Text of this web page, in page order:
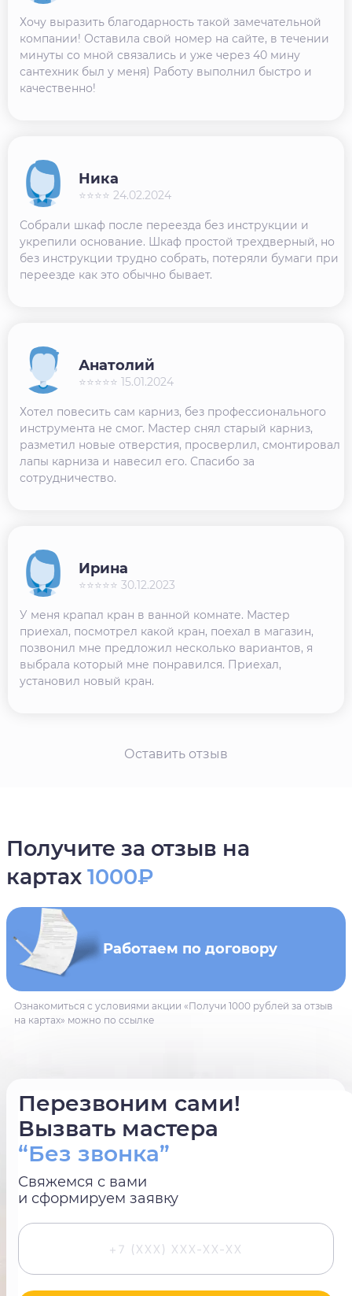
Хочу выразить благодарность такой замечательной
компании! Оставила свой номер на сайте, в течении
минуты со мной связались и уже через 40 мину
сантехник был у меня) Работу выполнил быстро и
качественно!
Собрали шкаф после переезда без инструкции и
укрепили основание. Шкаф простой трехдверный, но
без инструкции трудно собрать, потеряли бумаги при
переезде как это обычно бывает.
Ника
⭐⭐⭐⭐ 24.02.2024
Хотел повесить сам карниз, без профессионального
инструмента не смог. Мастер снял старый карниз,
разметил новые отверстия, просверлил, смонтировал
лапы карниза и навесил его. Спасибо за
сотрудничество.
Анатолий
⭐⭐⭐⭐⭐ 15.01.2024
У меня крапал кран в ванной комнате. Мастер
приехал, посмотрел какой кран, поехал в магазин,
позвонил мне предложил несколько вариантов, я
выбрала который мне понравился. Приехал,
установил новый кран.
Ирина
⭐⭐⭐⭐⭐ 30.12.2023
Оставить отзыв
Перезвоним сами!
Вызвать мастера
“Без звонка”
Свяжемся с вами
и сформируем заявку
Получите за отзыв на
картах 1000₽
Работаем по договору
Ознакомиться с условиями акции «Получи 1000 рублей за отзыв
на картах» можно по ссылке